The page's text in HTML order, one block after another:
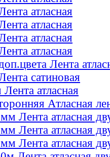
атласная
атласная
атласная
атласная
Лента
сатиновая
атласная
Атласная
Лента атласная
Лента атласная
Лента атласная